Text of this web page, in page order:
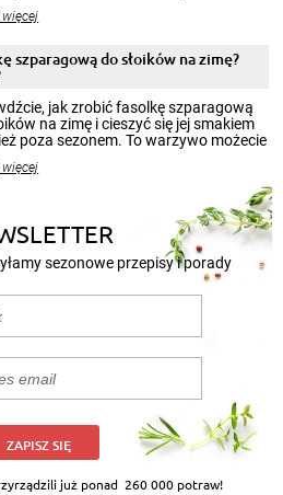
by cieszyć nimi oko w sezonie
poczuć atmosferę cieplejszych
Przygotowanie słoików ze
które pozwolą zachować świeżość
szparagową do słoików na zimę?
jak zrobić fasolkę szparagową
na zimę i cieszyć się jej smakiem
poza sezonem. To warzywo możecie
propozycje!
sezonowe przepisy i porady
ZAPISZ SIĘ
już ponad 260 000 potraw!